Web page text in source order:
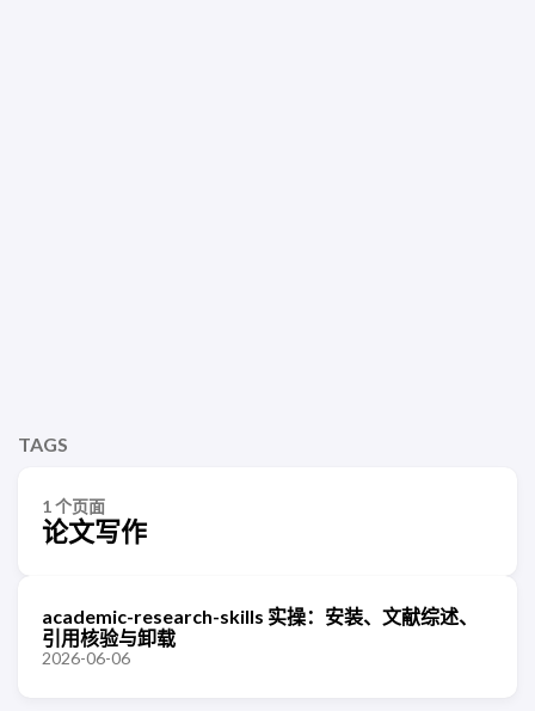
TAGS
1 个页面
论文写作
academic-research-skills 实操：安装、文献综述、
引用核验与卸载
2026-06-06